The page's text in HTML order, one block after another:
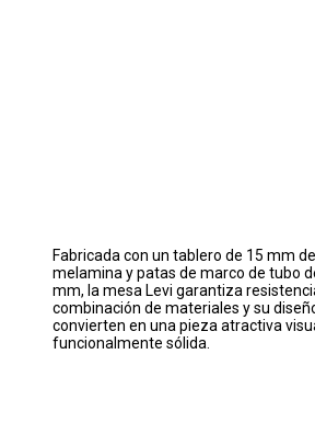
Fabricada con un tablero de 15 mm
melamina y patas de marco de tubo
mm, la mesa Levi garantiza
combinación de materiales y su
convierten en una pieza atractiva
funcionalmente sólida.